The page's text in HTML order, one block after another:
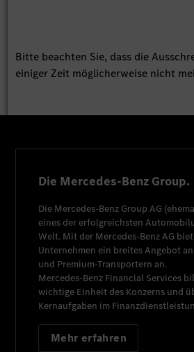
Bitte beachten Sie, dass die
einiger Zeit möglicherweise nicht
Die Mercedes-Benz Group.
Die Mercedes-Benz Group AG
eines der erfolgreichsten
Welt. Mit der Mercedes-Benz AG
Unternehmen ein breites Angebot
und Premium-Transportern an.
Mercedes-Benz Financial Services
wichtige Einheit des Konzerns und
Kernaufgaben im
Mehr erfahren